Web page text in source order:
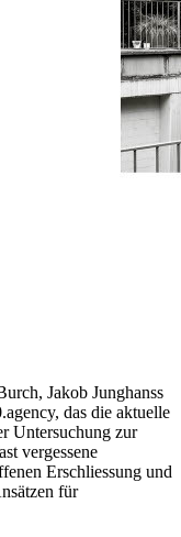
Jakob Junghanss
das die aktuelle
Untersuchung zur
vergessene
Erschliessung und
für